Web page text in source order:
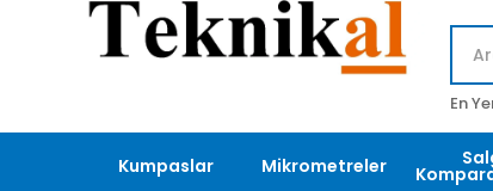
En
Kumpaslar Mikrometreler